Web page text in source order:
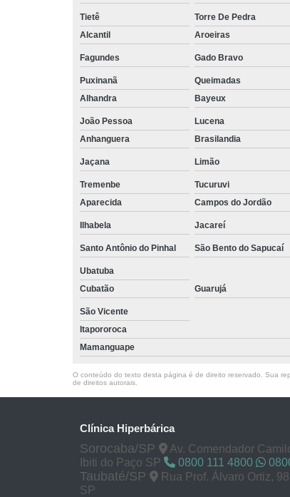
Tietê Torre De Pedra
Alcantil
Aroeiras
Fagundes Gado Bravo
Puxinanã Queimadas
Alhandra
Bayeux
João Pessoa Lucena
Anhanguera
Brasilandia
Jaçana Limão
Tremenbe Tucuruvi
Aparecida
Campos do Jordão
Ilhabela Jacareí
Santo Antônio do Pinhal São Bento do Sapucaí
Ubatuba
Cubatão
Guarujá
São Vicente
Itapororoca
Mamanguape
O conteúdo do texto desta página é de direito reservado. Sua
de direitos autorais
Clínica Hiperbárica
Sorocaba/SP
Av. Comendador
Ibiti do Paço SP
0800 111 4800
Taubaté/SP
Rua Prof. Álvaro Ortiz,
SP